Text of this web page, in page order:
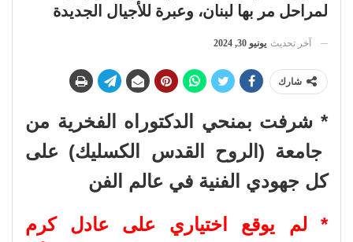
لمراحل مر بها لبنان، وعبرة للأجيال الجديدة
آخر تحديث يونيو 30, 2024
شارك
* شرفت بمنحي الدكتوراه الفخرية من
جامعة (الروح القدس الكسليك) على
كل جهودي الفنية في عالم الفن
* لم يوقع اختياري على عادل كرم